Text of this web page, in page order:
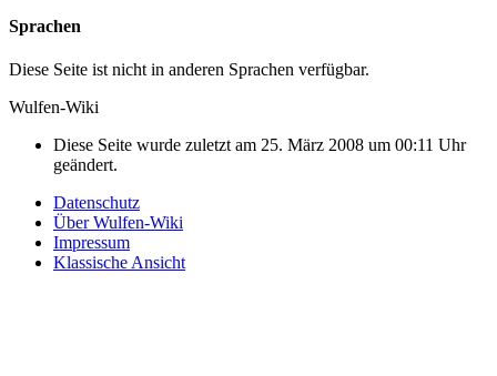
Sprachen
Diese Seite ist nicht in anderen Sprachen verfügbar.
Wulfen-Wiki
Diese Seite wurde zuletzt am 25. März 2008 um 00:11 Uhr
geändert.
Datenschutz
Über Wulfen-Wiki
Impressum
Klassische Ansicht